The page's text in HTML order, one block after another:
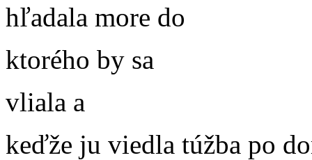
hľadala more do
ktorého by sa
vliala a
keďže ju viedla túžba po